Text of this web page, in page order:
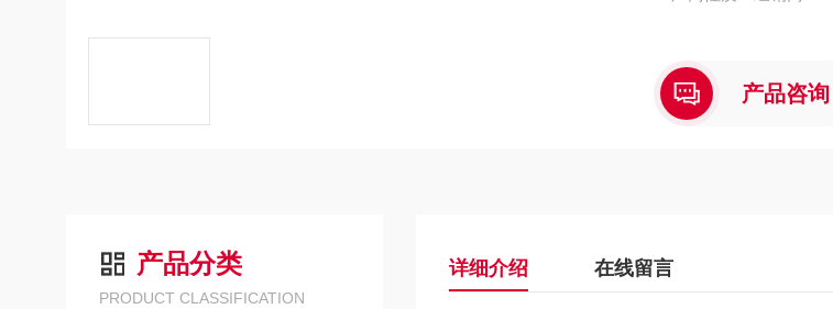
产品咨询
产品分类
PRODUCT CLASSIFICATION
详细介绍 在线留言